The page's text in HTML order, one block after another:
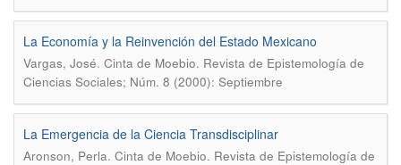
La Economía y la Reinvención del Estado Mexicano
Vargas, José. Cinta de Moebio. Revista de Epistemología de
Ciencias Sociales; Núm. 8 (2000): Septiembre
La Emergencia de la Ciencia Transdisciplinar
Aronson, Perla. Cinta de Moebio. Revista de Epistemología de